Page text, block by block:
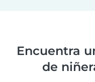
Encuentra
de